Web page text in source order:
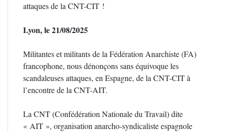
attaques de la CNT-CIT !
Lyon, le 21/08/2025
Militantes et militants de la Fédération Anarchiste (FA)
francophone, nous dénonçons sans équivoque les
scandaleuses attaques, en Espagne, de la CNT-CIT à
l’encontre de la CNT-AIT.
La CNT (Confédération Nationale du Travail) dite
« AIT », organisation anarcho-syndicaliste espagnole